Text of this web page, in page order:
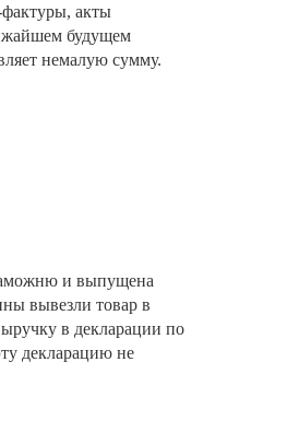
фактуры, акты
будущем
немалую сумму.
и выпущена
вывезли товар в
в декларации по
декларацию не